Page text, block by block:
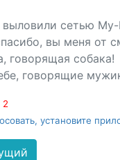
сетью
вы меня от
говорящая собака!
говорящие
2
установите